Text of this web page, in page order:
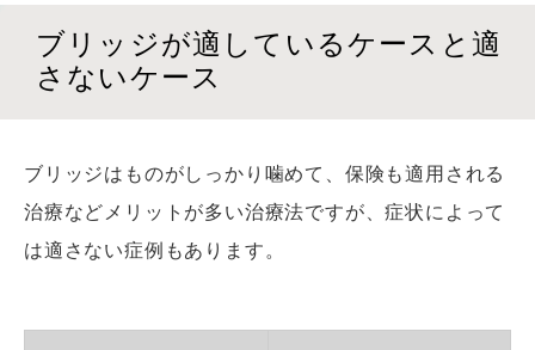
ブリッジが適しているケースと適
さないケース
ブリッジはものがしっかり噛めて、保険も適用される
治療などメリットが多い治療法ですが、症状によって
は適さない症例もあります。